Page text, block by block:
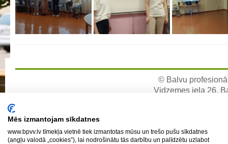
Aktualizētais pašvērtējuma ziņojums 2024
Aktualizētais pašvērtējuma ziņojums 2025
Biedrība
BPVV ciklogramma
Nolikums
© Balvu
Vidzemes iela 26,
Mēs izmantojam sīkdatnes
www.bpvv.lv tīmekļa vietnē tiek izmantotas mūsu un trešo pušu sīkdatnes
(angļu valodā „cookies”), lai nodrošinātu tās darbību un palīdzētu uzlabot